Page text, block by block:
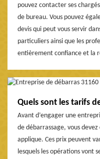
pouvez contacter ses
de bureau. Vous pouvez
devis qui peut vous servir
particuliers ainsi que les
entièrement confiance et la
Quels sont les tarifs
Avant d’engager une
de débarrassage, vous
applique. Ces prix peuvent
lesquels les opérations vont